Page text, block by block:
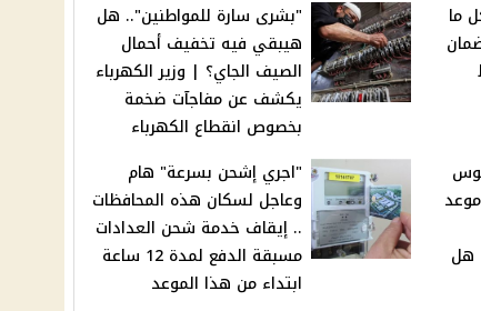
ما
"بشرى سارة للمواطنين".. هل
هيبقي فيه تخفيف أحمال
الصيف الجاي؟ | وزير الكهرباء
يكشف عن مفاجآت ضخمة
بخصوص انقطاع الكهرباء
موعد
هل
"اجري إشحن بسرعة" هام
وعاجل لسكان هذه المحافظات
.. إيقاف خدمة شحن العدادات
مسبقة الدفع لمدة 12 ساعة
ابتداء من هذا الموعد